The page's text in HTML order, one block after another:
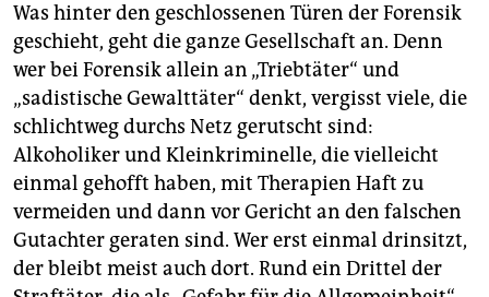
Was hinter den geschlossenen Türen der Forensik
geschieht, geht die ganze Gesellschaft an. Denn
wer bei Forensik allein an „Triebtäter“ und
„sadistische Gewalttäter“ denkt, vergisst viele, die
schlichtweg durchs Netz gerutscht sind:
Alkoholiker und Kleinkriminelle, die vielleicht
einmal gehofft haben, mit Therapien Haft zu
vermeiden und dann vor Gericht an den falschen
Gutachter geraten sind. Wer erst einmal drinsitzt,
der bleibt meist auch dort. Rund ein Drittel der